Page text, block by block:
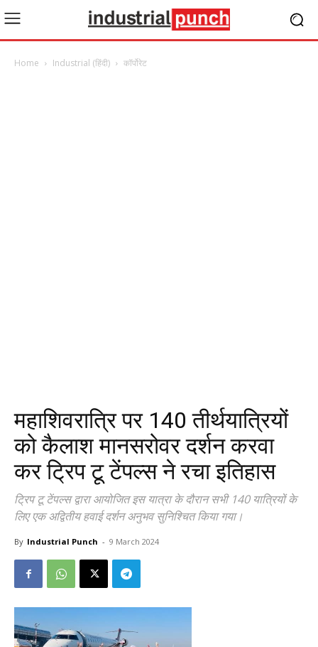
Home Industrial (हिंदी) कॉर्पोरेट
महाशिवरात्रि पर 140 तीर्थयात्रियों
को कैलाश मानसरोवर दर्शन करवा
कर ट्रिप टू टेंपल्स ने रचा इतिहास
ट्रिप टू टेंपल्स द्वारा आयोजित इस यात्रा के दौरान सभी 140 यात्रियों के
लिए एक अद्वितीय हवाई दर्शन अनुभव सुनिश्चित किया गया।
By Industrial Punch - 9 March 2024